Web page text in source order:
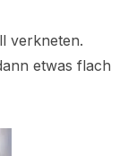
verkneten.
etwas flach